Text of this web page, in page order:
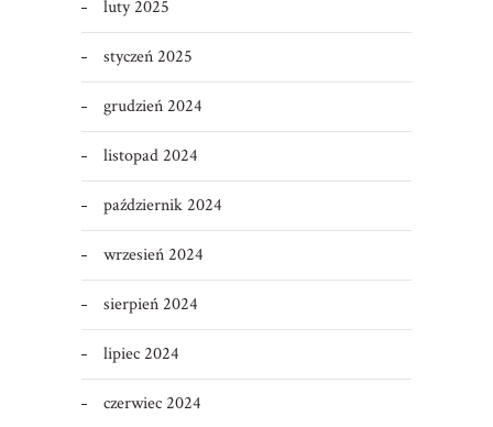
luty 2025
styczeń 2025
grudzień 2024
listopad 2024
październik 2024
wrzesień 2024
sierpień 2024
lipiec 2024
czerwiec 2024